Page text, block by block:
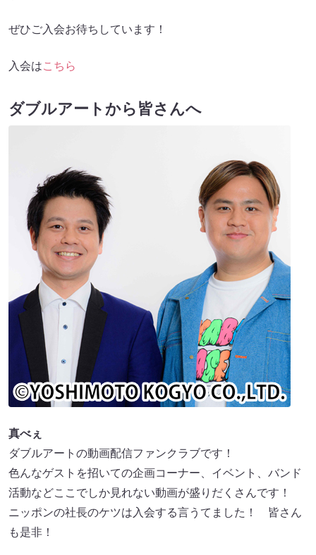
ぜひご入会お待ちしています！
入会はこちら
ダブルアートから皆さんへ
真べぇ
ダブルアートの動画配信ファンクラブです！
色んなゲストを招いての企画コーナー、イベント、バンド
活動などここでしか見れない動画が盛りだくさんです！
ニッポンの社長のケツは入会する言うてました！ 皆さん
も是非！